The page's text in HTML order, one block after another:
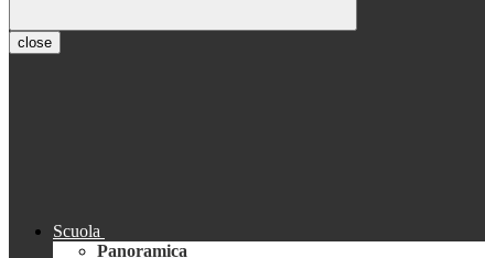
close
Scuola
Panoramica